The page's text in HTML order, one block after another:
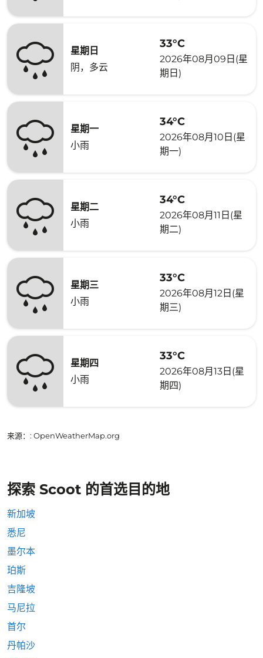
星期日
阴，多云
33°C
2026年08月09日(星
期日)
星期一
小雨
34°C
2026年08月10日(星
期一)
星期二
小雨
34°C
2026年08月11日(星
期二)
星期三
小雨
33°C
2026年08月12日(星
期三)
星期四
小雨
33°C
2026年08月13日(星
期四)
来源： : OpenWeatherMap.org
探索 Scoot 的首选目的地
新加坡
悉尼
墨尔本
珀斯
吉隆坡
马尼拉
首尔
丹帕沙